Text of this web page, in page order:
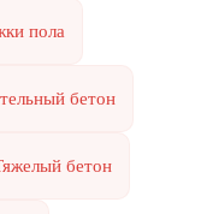
пола
бетон
бетон